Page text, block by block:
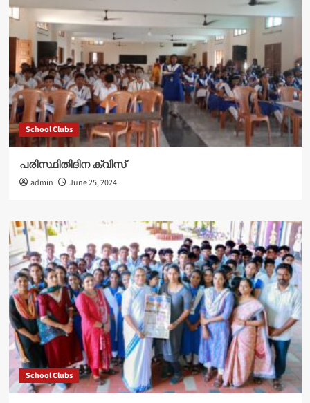
School Clubs
പരിസ്ഥിതിദിന ക്വിസ്
admin June 25, 2024
School Clubs